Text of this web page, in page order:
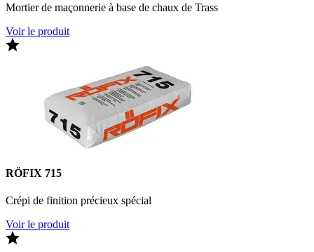
Mortier de maçonnerie à base de chaux de Trass
Voir le produit
RÖFIX 715
Crépi de finition précieux spécial
Voir le produit